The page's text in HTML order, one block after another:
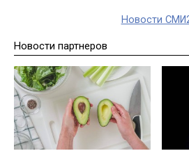
Новости
Новости партнеров